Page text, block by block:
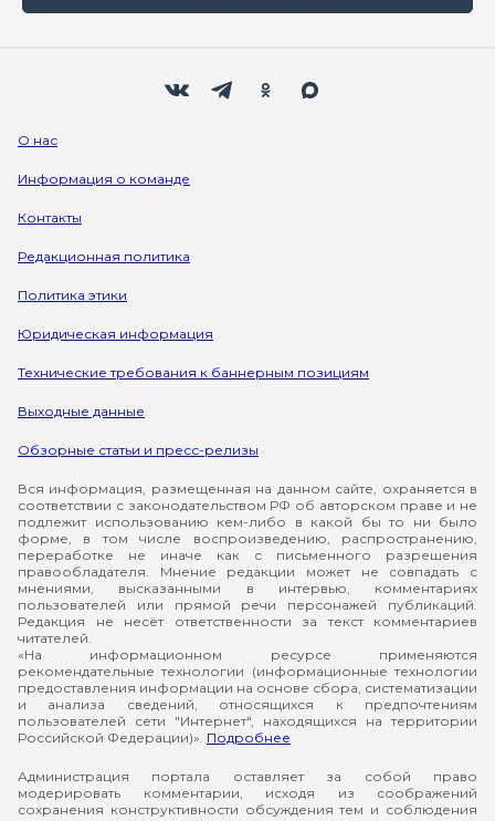
О нас
Информация о команде
Контакты
Редакционная политика
Политика этики
Юридическая информация
Технические требования к баннерным позициям
Выходные данные
Обзорные статьи и пресс-релизы
Вся информация, размещенная на данном сайте, охраняется в
соответствии с законодательством РФ об авторском праве и не
подлежит использованию кем-либо в какой бы то ни было
форме, в том числе воспроизведению, распространению,
переработке не иначе как с письменного разрешения
правообладателя. Мнение редакции может не совпадать с
мнениями, высказанными в интервью, комментариях
пользователей или прямой речи персонажей публикаций.
Редакция не несёт ответственности за текст комментариев
читателей.
«На информационном ресурсе применяются
рекомендательные технологии (информационные технологии
предоставления информации на основе сбора, систематизации
и анализа сведений, относящихся к предпочтениям
пользователей сети "Интернет", находящихся на территории
Российской Федерации)». Подробнее
Администрация портала оставляет за собой право
модерировать комментарии, исходя из соображений
сохранения конструктивности обсуждения тем и соблюдения